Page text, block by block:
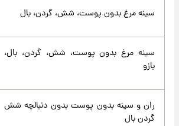
سینه مرغ بدون پوست، شش، گردن، بال
سینه مرغ بدون پوست، شش، گردن، بال،
بازو
ران و سینه بدون پوست بدون دنبالچه شش
گردن بال